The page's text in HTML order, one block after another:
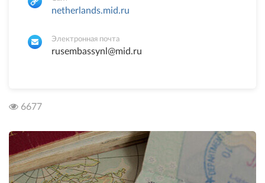
netherlands.mid.ru
Электронная почта
rusembassynl@mid.ru
6677